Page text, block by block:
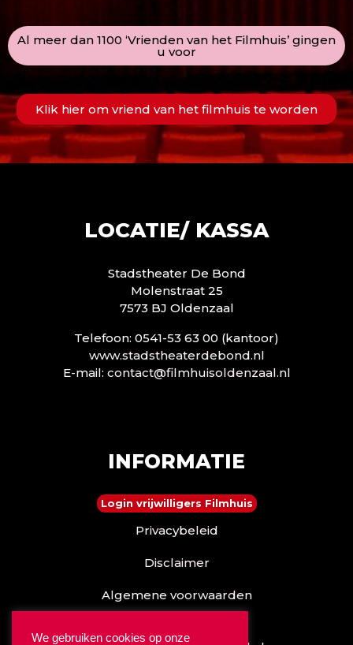
Al meer dan 1100 ‘Vrienden van het Filmhuis’ gingen
u voor
Klik hier om vriend van het filmhuis te worden
LOCATIE/ KASSA
Stadstheater De Bond
Molenstraat 25
7573 BJ Oldenzaal
Telefoon: 0541-53 63 00 (kantoor)
www.stadstheaterdebond.nl
E-mail: contact@filmhuisoldenzaal.nl
INFORMATIE
Login vrijwilligers Filmhuis
Privacybeleid
Disclaimer
Algemene voorwaarden
We gebruiken cookies op onze